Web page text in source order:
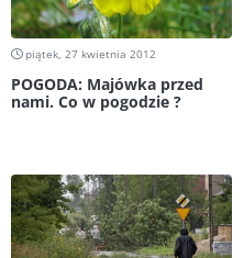
piątek, 27 kwietnia 2012
POGODA: Majówka przed
nami. Co w pogodzie ?